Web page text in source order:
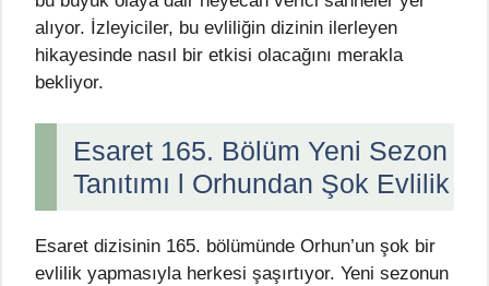
alıyor. İzleyiciler, bu evliliğin dizinin ilerleyen
hikayesinde nasıl bir etkisi olacağını merakla
bekliyor.
Esaret 165. Bölüm Yeni Sezon
Tanıtımı l Orhundan Şok Evlilik
Esaret dizisinin 165. bölümünde Orhun’un şok bir
evlilik yapmasıyla herkesi şaşırtıyor. Yeni sezonun